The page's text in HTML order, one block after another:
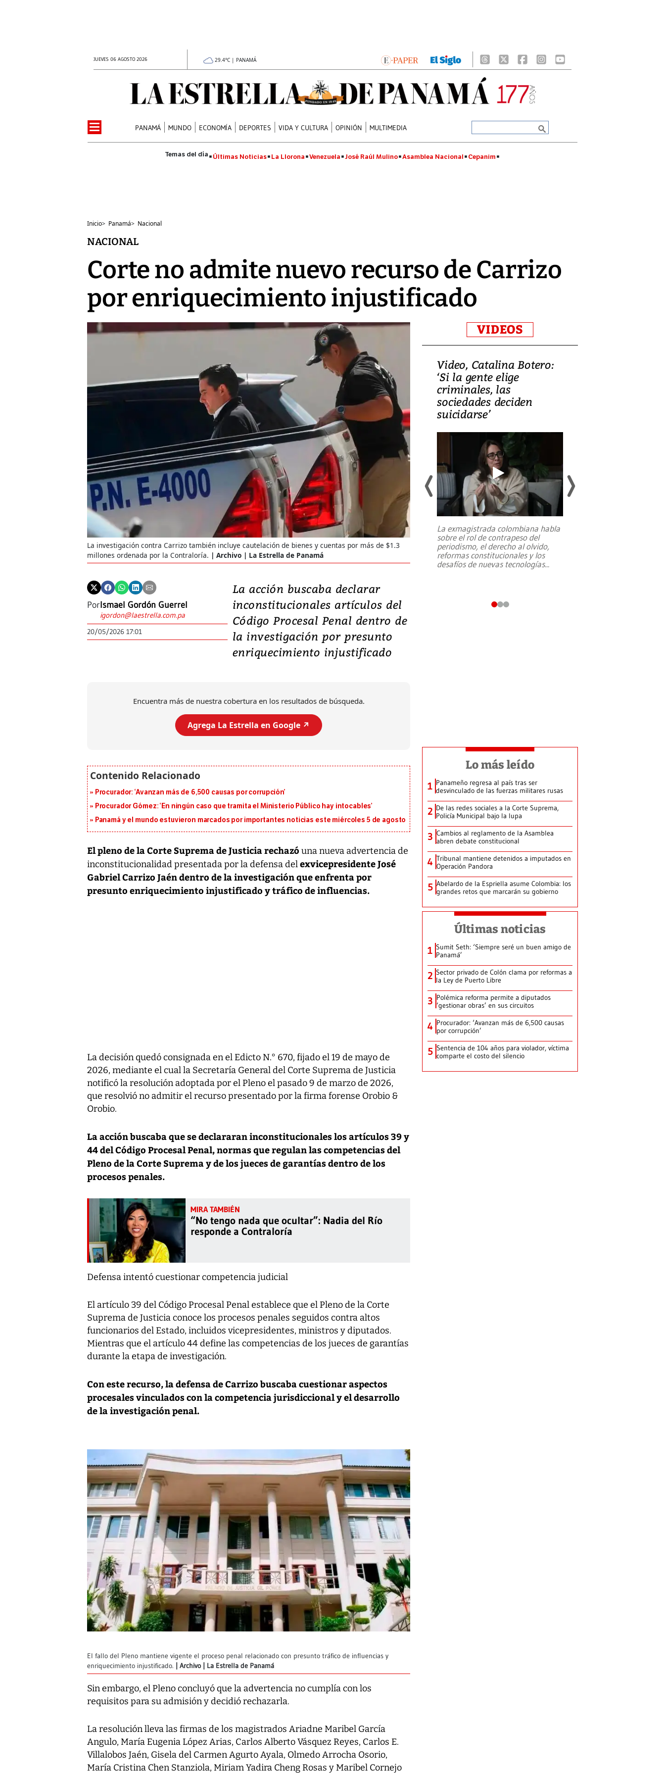
JUEVES 06 AGOSTO 2026 29.4°C | PANAMÁ
PANAMÁ MUNDO ECONOMÍA DEPORTES VIDA Y CULTURA OPINIÓN MULTIMEDIA
Últimas Noticias La Llorona Venezuela José Raúl Mulino Asamblea Nacional Cepanim
Inicio> Panamá> Nacional
NACIONAL
Corte no admite nuevo recurso de Carrizo
por enriquecimiento injustificado
La investigación contra Carrizo también incluye cautelación de bienes y cuentas por más de $1.3
millones ordenada por la Contraloría.
Archivo | La Estrella de Panamá
PorIsmael Gordón Guerrel
igordon@laestrella.com.pa
20/05/2026 17:01
La acción buscaba declarar
inconstitucionales artículos del
Código Procesal Penal dentro de
la investigación por presunto
enriquecimiento injustificado
Encuentra más de nuestra cobertura en los resultados de búsqueda.
Agrega La Estrella en Google ↗️
Procurador: ‘Avanzan más de 6,500 causas por corrupción’
Procurador Gómez: ‘En ningún caso que tramita el Ministerio Público hay intocables’
Panamá y el mundo estuvieron marcados por importantes noticias este miércoles 5 de agosto
El pleno de la Corte Suprema de Justicia rechazó una nueva advertencia de
inconstitucionalidad presentada por la defensa delexvicepresidente José
Gabriel Carrizo Jaén dentro de la investigación que enfrenta por
presunto enriquecimiento injustificado y tráfico de influencias.
La decisión quedó consignada en el Edicto N.° 670, fijado el 19 de mayo de
2026, mediante el cual la Secretaría General del Corte Suprema de Justicia
notificó la resolución adoptada por el Pleno el pasado 9 de marzo de 2026,
que resolvió no admitir el recurso presentado por la firma forense Orobio &
Orobio.
La acción buscaba que se declararan inconstitucionales los artículos 39 y
44 del Código Procesal Penal, normas que regulan las competencias del
Pleno de la Corte Suprema y de los jueces de garantías dentro de los
procesos penales.
“No tengo nada que ocultar”: Nadia del Río
responde a Contraloría
Defensa intentó cuestionar competencia judicial
El artículo 39 del Código Procesal Penal establece que el Pleno de la Corte
Suprema de Justicia conoce los procesos penales seguidos contra altos
funcionarios del Estado, incluidos vicepresidentes, ministros y diputados.
Mientras que el artículo 44 define las competencias de los jueces de garantías
durante la etapa de investigación.
Con este recurso, la defensa de Carrizo buscaba cuestionar aspectos
procesales vinculados con la competencia jurisdiccional y el desarrollo
de la investigación penal.
El fallo del Pleno mantiene vigente el proceso penal relacionado con presunto tráfico de influencias y
enriquecimiento injustificado.
Archivo | La Estrella de Panamá
Sin embargo, el Pleno concluyó que la advertencia no cumplía con los
requisitos para su admisión y decidió rechazarla.
La resolución lleva las firmas de los magistrados Ariadne Maribel García
Angulo, María Eugenia López Arias, Carlos Alberto Vásquez Reyes, Carlos E.
Villalobos Jaén, Gisela del Carmen Agurto Ayala, Olmedo Arrocha Osorio,
María Cristina Chen Stanziola, Miriam Yadira Cheng Rosas y Maribel Cornejo
VIDEOS
Video, Japón: Terremoto
deja heridos y graves
daños en Kumamoto
Un fuerte terremoto de magnitud
7,1 se registró este martes 28 de
julio en la prefectura de Kumamoto,
al sur de Japón, provocando una
emergencia de gran...
Video, Catalina Botero:
‘Si la gente elige
criminales, las
sociedades deciden
suicidarse’
La exmagistrada colombiana habla
sobre el rol de contrapeso del
periodismo, el derecho al olvido,
reformas constitucionales y los
desafíos de nuevas tecnologías...
Lo más leído
1 Panameño regresa al país tras ser
desvinculado de las fuerzas militares rusas
2 De las redes sociales a la Corte Suprema,
Policía Municipal bajo la lupa
3 Cambios al reglamento de la Asamblea
abren debate constitucional
4 Tribunal mantiene detenidos a imputados en
Operación Pandora
5 Abelardo de la Espriella asume Colombia: los
grandes retos que marcarán su gobierno
Últimas noticias
1 Sumit Seth: ‘Siempre seré un buen amigo de
Panamá’
2 Sector privado de Colón clama por reformas a
la Ley de Puerto Libre
3 Polémica reforma permite a diputados
‘gestionar obras’ en sus circuitos
4 Procurador: ‘Avanzan más de 6,500 causas
por corrupción’
5 Sentencia de 104 años para violador, víctima
comparte el costo del silencio